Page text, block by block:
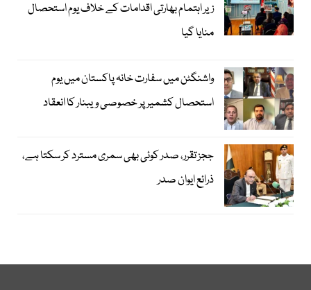
زیر اہتمام بھارتی اقدامات کے خلاف یوم استحصال
منایا گیا
واشنگٹن میں سفارت خانہ پاکستان میں یوم
استحصال کشمیر پر خصوصی ویبنار کا انعقاد
ججز تقرر، صدر کوئی بھی سمری مسترد کر سکتا ہے،
ذرائع ایوان صدر